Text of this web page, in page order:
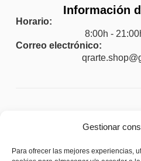
Gestionar
Para ofrecer las mejores experiencias,
Información
Horario:
8:00h -
Correo electrónico: